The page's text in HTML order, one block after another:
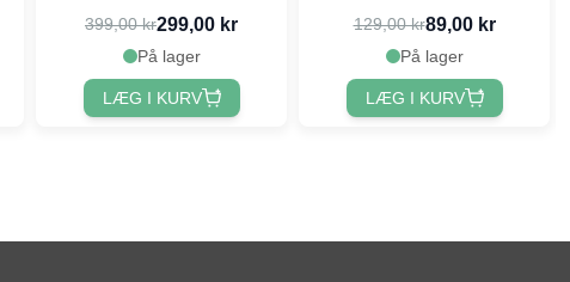
399,00 kr299,00 kr
På lager
LÆG I KURV
129,00 kr89,00 kr
På lager
LÆG I KURV